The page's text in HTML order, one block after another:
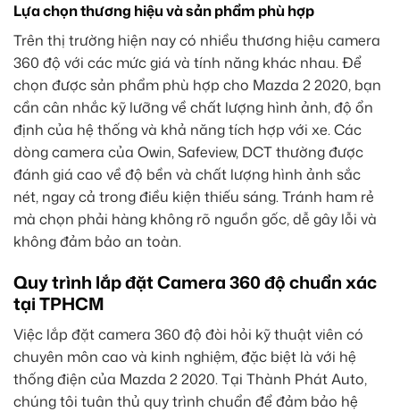
Lựa chọn thương hiệu và sản phẩm phù hợp
Trên thị trường hiện nay có nhiều thương hiệu camera
360 độ với các mức giá và tính năng khác nhau. Để
chọn được sản phẩm phù hợp cho Mazda 2 2020, bạn
cần cân nhắc kỹ lưỡng về chất lượng hình ảnh, độ ổn
định của hệ thống và khả năng tích hợp với xe. Các
dòng camera của Owin, Safeview, DCT thường được
đánh giá cao về độ bền và chất lượng hình ảnh sắc
nét, ngay cả trong điều kiện thiếu sáng. Tránh ham rẻ
mà chọn phải hàng không rõ nguồn gốc, dễ gây lỗi và
không đảm bảo an toàn.
Quy trình lắp đặt Camera 360 độ chuẩn xác
tại TPHCM
Việc lắp đặt camera 360 độ đòi hỏi kỹ thuật viên có
chuyên môn cao và kinh nghiệm, đặc biệt là với hệ
thống điện của Mazda 2 2020. Tại Thành Phát Auto,
chúng tôi tuân thủ quy trình chuẩn để đảm bảo hệ